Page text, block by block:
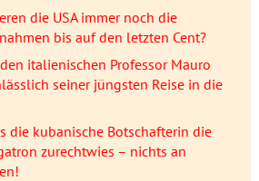
die USA immer noch die
bis auf den letzten Cent?
italienischen Professor Mauro
seiner jüngsten Reise in die
die kubanische Botschafterin die
zurechtwies – nichts an